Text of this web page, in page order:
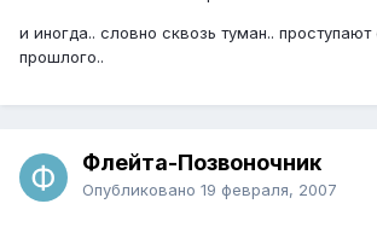
и иногда.. словно сквозь туман..
прошлого..
Флейта-Позвоночник
Опубликовано 19 февраля, 2007